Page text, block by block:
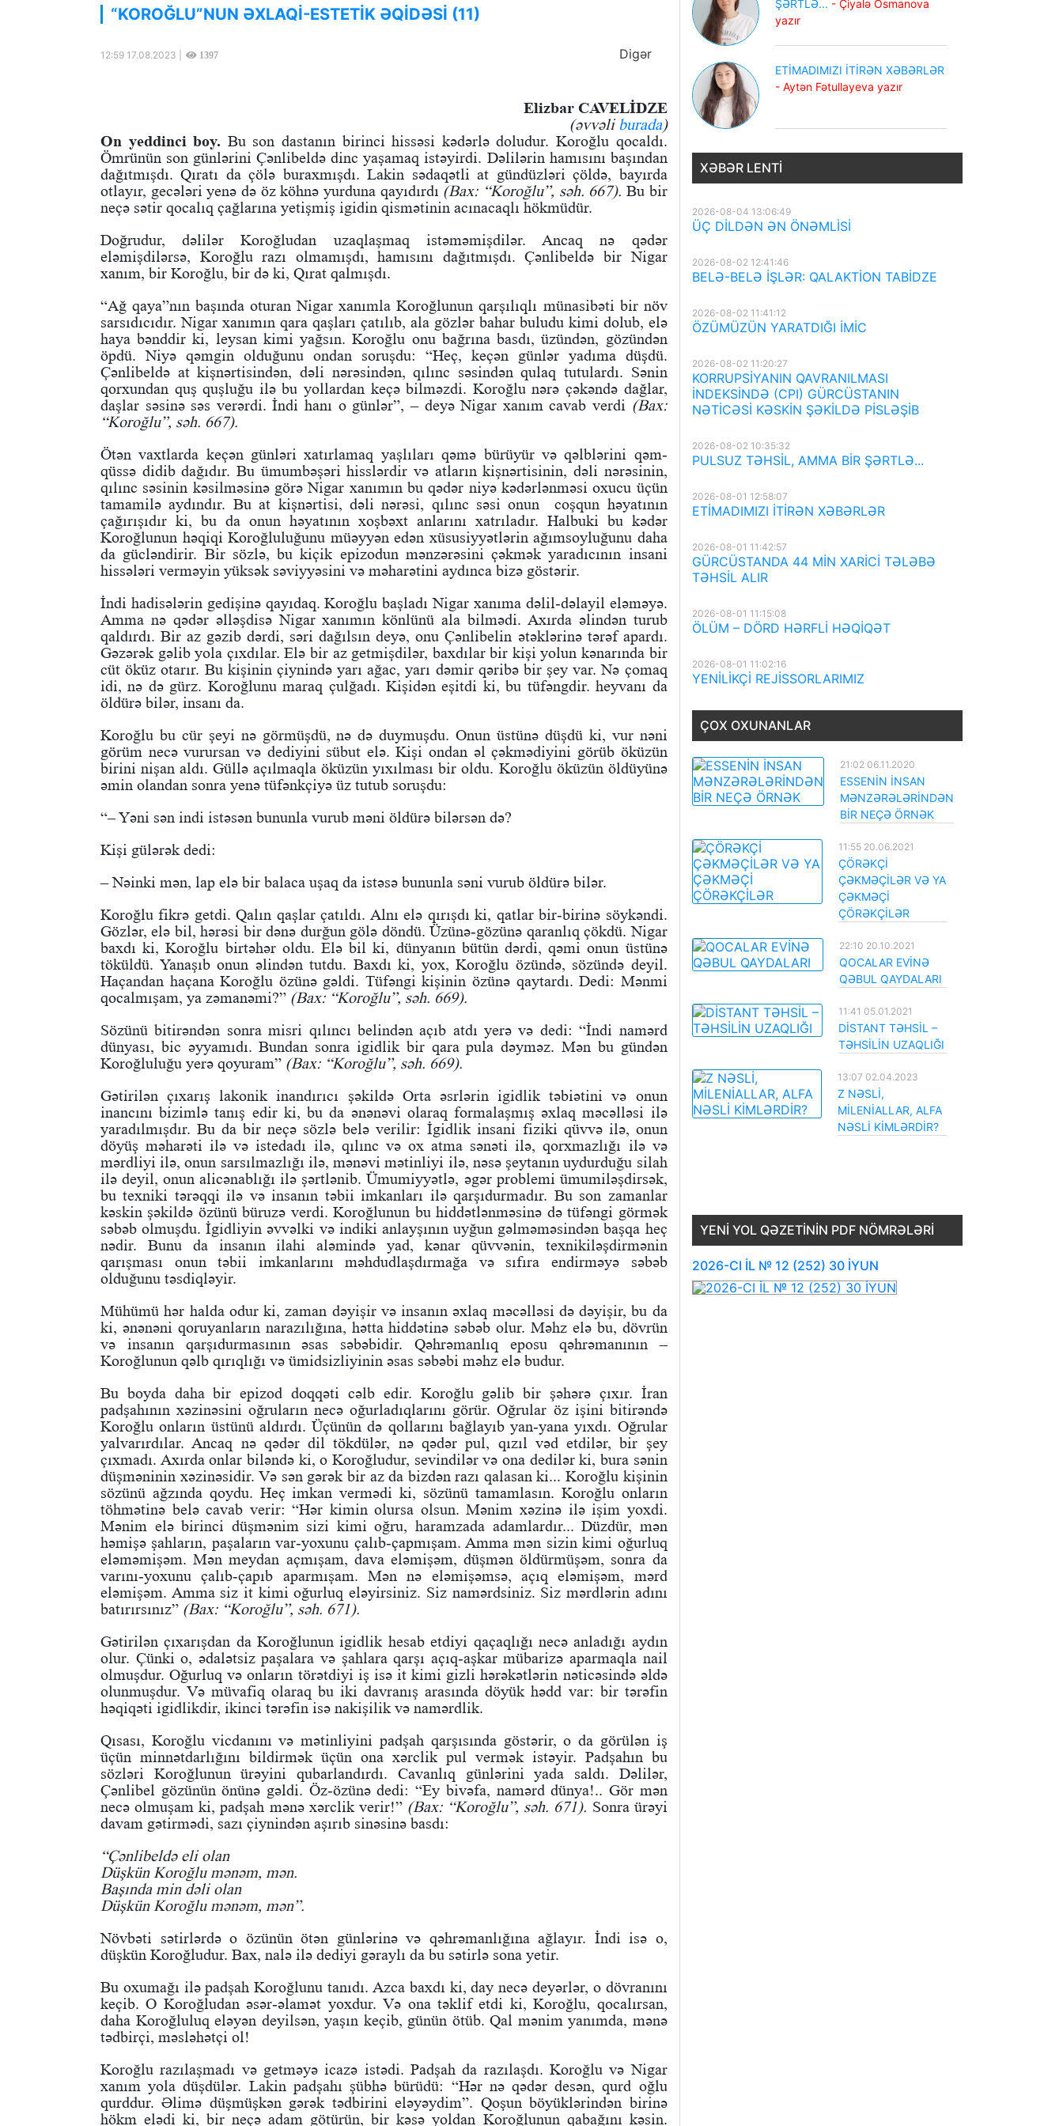
“KOROĞLU”NUN ƏXLAQİ-ESTETİK ƏQİDƏSİ (11)
12:59 17.08.2023 | 1397 Digər
Elizbar CAVELİDZE
(əvvəli burada)
On yeddinci boy. Bu son dastanın birinci hissəsi kədərlə doludur. Koroğlu qocaldı.
Ömrünün son günlərini Çənlibeldə dinc yaşamaq istəyirdi. Dəlilərin hamısını başından
dağıtmışdı. Qıratı da çölə buraxmışdı. Lakin sədaqətli at gündüzləri çöldə, bayırda
otlayır, gecələri yenə də öz köhnə yurduna qayıdırdı (Bax: “Koroğlu”, səh. 667). Bu bir
neçə sətir qocalıq çağlarına yetişmiş igidin qismətinin acınacaqlı hökmüdür.
Doğrudur, dəlilər Koroğludan uzaqlaşmaq istəməmişdilər. Ancaq nə qədər
eləmişdilərsə, Koroğlu razı olmamışdı, hamısını dağıtmışdı. Çənlibeldə bir Nigar
xanım, bir Koroğlu, bir də ki, Qırat qalmışdı.
“Ağ qaya”nın başında oturan Nigar xanımla Koroğlunun qarşılıqlı münasibəti bir növ
sarsıdıcıdır. Nigar xanımın qara qaşları çatılıb, ala gözlər bahar buludu kimi dolub, elə
haya bənddir ki, leysan kimi yağsın. Koroğlu onu bağrına basdı, üzündən, gözündən
öpdü. Niyə qəmgin olduğunu ondan soruşdu: “Heç, keçən günlər yadıma düşdü.
Çənlibeldə at kişnərtisindən, dəli nərəsindən, qılınc səsindən qulaq tutulardı. Sənin
qorxundan quş quşluğu ilə bu yollardan keçə bilməzdi. Koroğlu nərə çəkəndə dağlar,
daşlar səsinə səs verərdi. İndi hanı o günlər”, – deyə Nigar xanım cavab verdi (Bax:
“Koroğlu”, səh. 667).
Ötən vaxtlarda keçən günləri xatırlamaq yaşlıları qəmə bürüyür və qəlblərini qəm-
qüssə didib dağıdır. Bu ümumbəşəri hisslərdir və atların kişnərtisinin, dəli nərəsinin,
qılınc səsinin kəsilməsinə görə Nigar xanımın bu qədər niyə kədərlənməsi oxucu üçün
tamamilə aydındır. Bu at kişnərtisi, dəli nərəsi, qılınc səsi onun coşqun həyatının
çağırışıdır ki, bu da onun həyatının xoşbəxt anlarını xatrıladır. Halbuki bu kədər
Koroğlunun həqiqi Koroğluluğunu müəyyən edən xüsusiyyətlərin ağımsoyluğunu daha
da gücləndirir. Bir sözlə, bu kiçik epizodun mənzərəsini çəkmək yaradıcının insani
hissələri verməyin yüksək səviyyəsini və məharətini aydınca bizə göstərir.
İndi hadisələrin gedişinə qayıdaq. Koroğlu başladı Nigar xanıma dəlil-dəlayil eləməyə.
Amma nə qədər əlləşdisə Nigar xanımın könlünü ala bilmədi. Axırda əlindən turub
qaldırdı. Bir az gəzib dərdi, səri dağılsın deyə, onu Çənlibelin ətəklərinə tərəf apardı.
Gəzərək gəlib yola çıxdılar. Elə bir az getmişdilər, baxdılar bir kişi yolun kənarında bir
cüt öküz otarır. Bu kişinin çiynində yarı ağac, yarı dəmir qəribə bir şey var. Nə çomaq
idi, nə də gürz. Koroğlunu maraq çulğadı. Kişidən eşitdi ki, bu tüfəngdir. heyvanı da
öldürə bilər, insanı da.
Koroğlu bu cür şeyi nə görmüşdü, nə də duymuşdu. Onun üstünə düşdü ki, vur nəni
görüm necə vurursan və dediyini sübut elə. Kişi ondan əl çəkmədiyini görüb öküzün
birini nişan aldı. Güllə açılmaqla öküzün yıxılması bir oldu. Koroğlu öküzün öldüyünə
əmin olandan sonra yenə tüfənkçiyə üz tutub soruşdu:
“– Yəni sən indi istəsən bununla vurub məni öldürə bilərsən də?
Kişi gülərək dedi:
– Nəinki mən, lap elə bir balaca uşaq da istəsə bununla səni vurub öldürə bilər.
Koroğlu fikrə getdi. Qalın qaşlar çatıldı. Alnı elə qırışdı ki, qatlar bir-birinə söykəndi.
Gözlər, elə bil, hərəsi bir dənə durğun gölə döndü. Üzünə-gözünə qaranlıq çökdü. Nigar
baxdı ki, Koroğlu birtəhər oldu. Elə bil ki, dünyanın bütün dərdi, qəmi onun üstünə
töküldü. Yanaşıb onun əlindən tutdu. Baxdı ki, yox, Koroğlu özündə, sözündə deyil.
Haçandan haçana Koroğlu özünə gəldi. Tüfəngi kişinin özünə qaytardı. Dedi: Mənmi
qocalmışam, ya zəmanəmi?” (Bax: “Koroğlu”, səh. 669).
Sözünü bitirəndən sonra misri qılıncı belindən açıb atdı yerə və dedi: “İndi namərd
dünyası, bic əyyamıdı. Bundan sonra igidlik bir qara pula dəyməz. Mən bu gündən
Koroğluluğu yerə qoyuram” (Bax: “Koroğlu”, səh. 669).
Gətirilən çıxarış lakonik inandırıcı şəkildə Orta əsrlərin igidlik təbiətini və onun
inancını bizimlə tanış edir ki, bu da ənənəvi olaraq formalaşmış əxlaq məcəlləsi ilə
yaradılmışdır. Bu da bir neçə sözlə belə verilir: İgidlik insani fiziki qüvvə ilə, onun
döyüş məharəti ilə və istedadı ilə, qılınc və ox atma sənəti ilə, qorxmazlığı ilə və
mərdliyi ilə, onun sarsılmazlığı ilə, mənəvi mətinliyi ilə, nəsə şeytanın uydurduğu silah
ilə deyil, onun alicənablığı ilə şərtlənib. Ümumiyyətlə, əgər problemi ümumiləşdirsək,
bu texniki tərəqqi ilə və insanın təbii imkanları ilə qarşıdurmadır. Bu son zamanlar
kəskin şəkildə özünü büruzə verdi. Koroğlunun bu hiddətlənməsinə də tüfəngi görmək
səbəb olmuşdu. İgidliyin əvvəlki və indiki anlayşının uyğun gəlməməsindən başqa heç
nədir. Bunu da insanın ilahi aləmində yad, kənar qüvvənin, texnikiləşdirmənin
qarışması onun təbii imkanlarını məhdudlaşdırmağa və sıfıra endirməyə səbəb
olduğunu təsdiqləyir.
Mühümü hər halda odur ki, zaman dəyişir və insanın əxlaq məcəlləsi də dəyişir, bu da
ki, ənənəni qoruyanların narazılığına, hətta hiddətinə səbəb olur. Məhz elə bu, dövrün
və insanın qarşıdurmasının əsas səbəbidir. Qəhrəmanlıq eposu qəhrəmanının –
Koroğlunun qəlb qırıqlığı və ümidsizliyinin əsas səbəbi məhz elə budur.
Bu boyda daha bir epizod doqqəti cəlb edir. Koroğlu gəlib bir şəhərə çıxır. İran
padşahının xəzinəsini oğruların necə oğurladıqlarını görür. Oğrular öz işini bitirəndə
Koroğlu onların üstünü aldırdı. Üçünün də qollarını bağlayıb yan-yana yıxdı. Oğrular
yalvarırdılar. Ancaq nə qədər dil tökdülər, nə qədər pul, qızıl vəd etdilər, bir şey
çıxmadı. Axırda onlar biləndə ki, o Koroğludur, sevindilər və ona dedilər ki, bura sənin
düşməninin xəzinəsidir. Və sən gərək bir az da bizdən razı qalasan ki... Koroğlu kişinin
sözünü ağzında qoydu. Heç imkan vermədi ki, sözünü tamamlasın. Koroğlu onların
töhmətinə belə cavab verir: “Hər kimin olursa olsun. Mənim xəzinə ilə işim yoxdi.
Mənim elə birinci düşmənim sizi kimi oğru, haramzada adamlardır... Düzdür, mən
həmişə şahların, paşaların var-yoxunu çalıb-çapmışam. Amma mən sizin kimi oğurluq
eləməmişəm. Mən meydan açmışam, dava eləmişəm, düşmən öldürmüşəm, sonra da
varını-yoxunu çalıb-çapıb aparmışam. Mən nə eləmişəmsə, açıq eləmişəm, mərd
eləmişəm. Amma siz it kimi oğurluq eləyirsiniz. Siz namərdsiniz. Siz mərdlərin adını
batırırsınız” (Bax: “Koroğlu”, səh. 671).
Gətirilən çıxarışdan da Koroğlunun igidlik hesab etdiyi qaçaqlığı necə anladığı aydın
olur. Çünki o, ədalətsiz paşalara və şahlara qarşı açıq-aşkar mübarizə aparmaqla nail
olmuşdur. Oğurluq və onların törətdiyi iş isə it kimi gizli hərəkətlərin nəticəsində əldə
olunmuşdur. Və müvafiq olaraq bu iki davranış arasında döyük hədd var: bir tərəfin
həqiqəti igidlikdir, ikinci tərəfin isə nakişilik və namərdlik.
Qısası, Koroğlu vicdanını və mətinliyini padşah qarşısında göstərir, o da görülən iş
üçün minnətdarlığını bildirmək üçün ona xərclik pul vermək istəyir. Padşahın bu
sözləri Koroğlunun ürəyini qubarlandırdı. Cavanlıq günlərini yada saldı. Dəlilər,
Çənlibel gözünün önünə gəldi. Öz-özünə dedi: “Ey bivəfa, namərd dünya!.. Gör mən
necə olmuşam ki, padşah mənə xərclik verir!” (Bax: “Koroğlu”, səh. 671). Sonra ürəyi
davam gətirmədi, sazı çiynindən aşırıb sinəsinə basdı:
“Çənlibeldə eli olan
Düşkün Koroğlu mənəm, mən.
Başında min dəli olan
Düşkün Koroğlu mənəm, mən”.
Növbəti sətirlərdə o özünün ötən günlərinə və qəhrəmanlığına ağlayır. İndi isə o,
düşkün Koroğludur. Bax, nalə ilə dediyi gəraylı da bu sətirlə sona yetir.
Bu oxumağı ilə padşah Koroğlunu tanıdı. Azca baxdı ki, day necə deyərlər, o dövranını
keçib. O Koroğludan əsər-əlamət yoxdur. Və ona təklif etdi ki, Koroğlu, qocalırsan,
daha Koroğluluq eləyən deyilsən, yaşın keçib, günün ötüb. Qal mənim yanımda, mənə
tədbirçi, məsləhətçi ol!
Koroğlu razılaşmadı və getməyə icazə istədi. Padşah da razılaşdı. Koroğlu və Nigar
xanım yola düşdülər. Lakin padşahı şübhə bürüdü: “Hər nə qədər desən, qurd oğlu
qurddur. Əlimə düşmüşkən gərək tədbirini eləyəydim”. Qoşun böyüklərindən birinə
hökm elədi ki, bir neçə adam götürün, bir kəsə yoldan Koroğlunun qabağını kəsin.
ŞƏRTLƏ... - Çiyalə Osmanova
yazır
ETİMADIMIZI İTİRƏN XƏBƏRLƏR
- Aytən Fətullayeva yazır
XƏBƏR LENTI
2026-08-04 13:06:49
ÜÇ DİLDƏN ƏN ÖNƏMLİSİ
2026-08-02 12:41:46
BELƏ-BELƏ İŞLƏR: QALAKTİON TABİDZE
2026-08-02 11:41:12
ÖZÜMÜZÜN YARATDIĞI İMİC
2026-08-02 11:20:27
KORRUPSİYANIN QAVRANILMASI
İNDEKSİNDƏ (CPI) GÜRCÜSTANIN
NƏTİCƏSİ KƏSKİN ŞƏKİLDƏ PİSLƏŞİB
2026-08-02 10:35:32
PULSUZ TƏHSİL, AMMA BİR ŞƏRTLƏ...
2026-08-01 12:58:07
ETİMADIMIZI İTİRƏN XƏBƏRLƏR
2026-08-01 11:42:57
GÜRCÜSTANDA 44 MİN XARİCİ TƏLƏBƏ
TƏHSİL ALIR
2026-08-01 11:15:08
ÖLÜM – DÖRD HƏRFLİ HƏQİQƏT
2026-08-01 11:02:16
YENİLİKÇİ REJİSSORLARIMIZ
ÇOX OXUNANLAR
21:02 06.11.2020
ESSENİN İNSAN
MƏNZƏRƏLƏRİNDƏN
BİR NEÇƏ ÖRNƏK
11:55 20.06.2021
ÇÖRƏKÇİ
ÇƏKMƏÇİLƏR VƏ YA
ÇƏKMƏÇİ
ÇÖRƏKÇİLƏR
22:10 20.10.2021
QOCALAR EVİNƏ
QƏBUL QAYDALARI
11:41 05.01.2021
DİSTANT TƏHSİL –
TƏHSİLİN UZAQLIĞI
13:07 02.04.2023
Z NƏSLİ,
MİLENİALLAR, ALFA
NƏSLİ KİMLƏRDİR?
YENI YOL QƏZETININ PDF NÖMRƏLƏRI
2026-CI İL № 12 (252) 30 İYUN